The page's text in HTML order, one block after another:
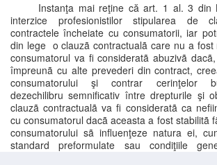
Instanţa mai reţine că art. 1 al. 3 din
interzice profesionistilor stipularea de
contractele încheiate cu consumatorii, iar
din lege o clauzã contractualã care nu a fost
consumatorul va fi consideratã abuzivã
împreunã cu alte prevederi din contract,
consumatorului şi contrar cerinţelor
dezechilibru semnificativ între drepturile şi
clauzã contractualã va fi consideratã ca
cu consumatorul dacã aceasta a fost stabilitã
consumatorului sã influenţeze natura ei,
standard preformulate sau condiţiile
practicate de comercianţi pe piaţa